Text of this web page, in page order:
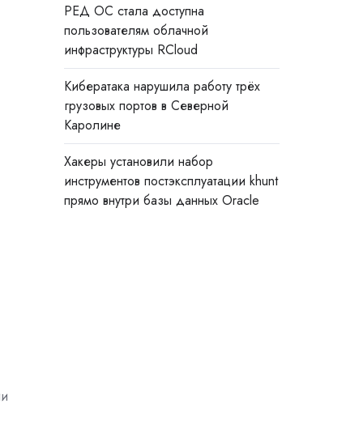
РЕД ОС стала доступна
пользователям облачной
инфраструктуры RCloud
Кибератака нарушила работу трёх
грузовых портов в Северной
Каролине
Хакеры установили набор
инструментов постэксплуатации khunt
прямо внутри базы данных Oracle